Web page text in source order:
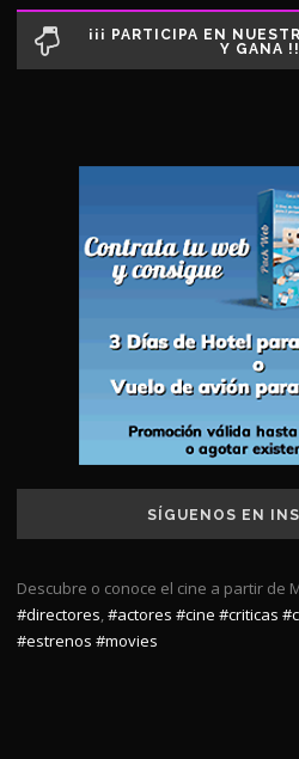
¡¡¡ PARTICIPA EN
Y GANA
SÍGUENOS EN
Descubre o conoce el cine a partir de
#directores,#actores #cine #criticas
#estrenos #movies